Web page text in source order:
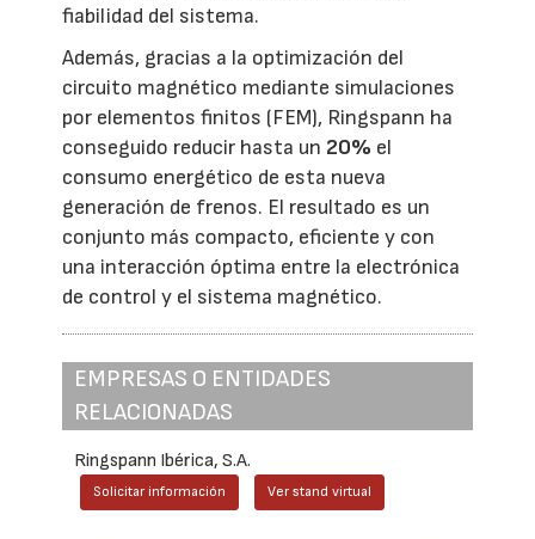
fiabilidad del sistema.
Además, gracias a la optimización del
circuito magnético mediante simulaciones
por elementos finitos (FEM), Ringspann ha
conseguido reducir hasta un 20% el
consumo energético de esta nueva
generación de frenos. El resultado es un
conjunto más compacto, eficiente y con
una interacción óptima entre la electrónica
de control y el sistema magnético.
EMPRESAS O ENTIDADES
RELACIONADAS
Ringspann Ibérica, S.A.
Solicitar información Ver stand virtual